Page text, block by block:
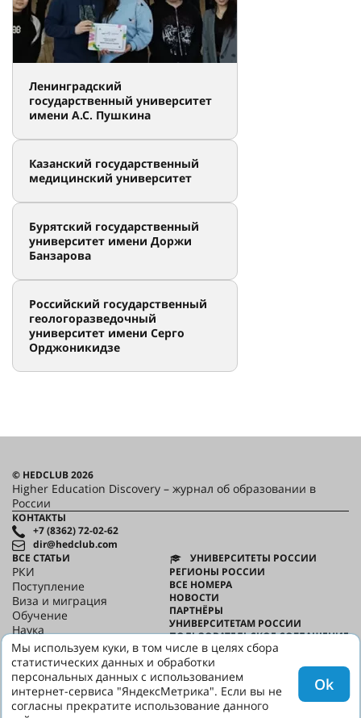
Ленинградский
государственный университет
имени А.С. Пушкина
Казанский государственный
медицинский университет
Бурятский государственный
университет имени Доржи
Банзарова
Российский государственный
геологоразведочный
университет имени Серго
Орджоникидзе
© HEDCLUB 2026
Higher Education Discovery – журнал об образовании в
России
КОНТАКТЫ
+7 (8362) 72-02-62
dir@hedclub.com
ВСЕ СТАТЬИ
РКИ
Поступление
Виза и миграция
Обучение
Наука
HED_people
Русский дом
Регионы
Культура
Скажи по-русски
УНИВЕРСИТЕТЫ РОССИИ
РЕГИОНЫ РОССИИ
ВСЕ НОМЕРА
НОВОСТИ
ПАРТНЁРЫ
УНИВЕРСИТЕТАМ РОССИИ
ПОЛЬЗОВАТЕЛЬСКОЕ СОГЛАШЕНИЕ
КОНФИДЕНЦИАЛЬНОСТЬ
О HED
Мы используем куки, в том числе в целях сбора
статистических данных и обработки
персональных данных с использованием
интернет-сервиса "ЯндексМетрика". Если вы не
согласны прекратите использование данного
Ok